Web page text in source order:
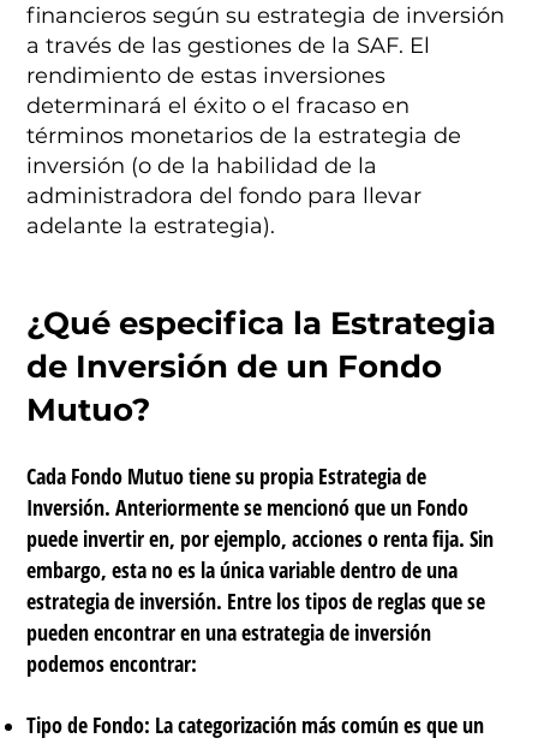
financieros según su estrategia de inversión
a través de las gestiones de la SAF. El
rendimiento de estas inversiones
determinará el éxito o el fracaso en
términos monetarios de la estrategia de
inversión (o de la habilidad de la
administradora del fondo para llevar
adelante la estrategia).
¿Qué especifica la Estrategia
de Inversión de un Fondo
Mutuo?
Cada Fondo Mutuo tiene su propia Estrategia de
Inversión. Anteriormente se mencionó que un Fondo
puede invertir en, por ejemplo, acciones o renta fija. Sin
embargo, esta no es la única variable dentro de una
estrategia de inversión. Entre los tipos de reglas que se
pueden encontrar en una estrategia de inversión
podemos encontrar:
Tipo de Fondo: La categorización más común es que un